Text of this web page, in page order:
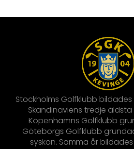
Stockholms Golfklubb
Skandinaviens tredje
Köpenhamns Golfklubb
Göteborgs Golfklubb
syskon. Samma år